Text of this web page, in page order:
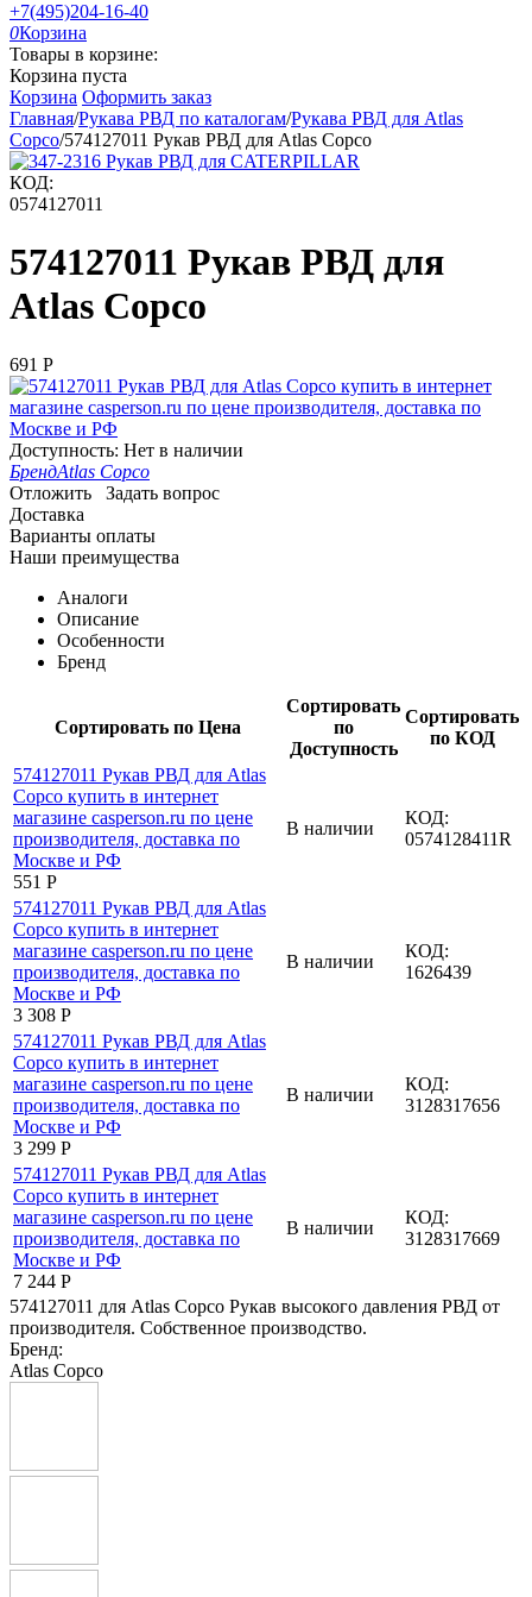
+7(495)204-16-40
0Корзина
Товары в корзине:
Корзина пуста
Корзина Оформить заказ
Главная/Рукава РВД по каталогам/Рукава РВД для Atlas
Copco/574127011 Рукав РВД для Atlas Copco
КОД:
0574127011
574127011 Рукав РВД для
Atlas Copco
‍691‍ Р
Доступность: Нет в наличии
БрендAtlas Copco
Отложить
Задать вопрос
Доставка
Варианты оплаты
Наши преимущества
Аналоги
Описание
Особенности
Бренд
Сортировать по Цена
Сортировать
по
Доступность
Сортировать
по КОД
‍551‍ Р
В наличии
КОД:
0574128411R
3 308 Р
В наличии
КОД:
1626439
3 299 Р
В наличии
КОД:
3128317656
7 244 Р
В наличии
КОД:
3128317669
574127011 для Atlas Copco Рукав высокого давления РВД от
производителя. Собственное производство.
Бренд:
Atlas Copco